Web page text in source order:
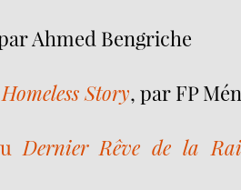
Ahmed Bengriche
Homeless Story, par FP
Dernier Rêve de la